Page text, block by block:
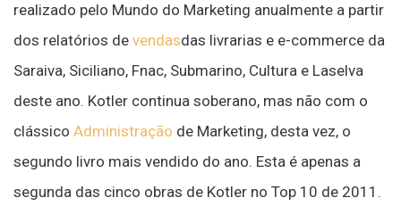
realizado pelo Mundo do Marketing anualmente a partir
dos relatórios de vendasdas livrarias e e-commerce da
Saraiva, Siciliano, Fnac, Submarino, Cultura e Laselva
deste ano. Kotler continua soberano, mas não com o
clássico Administração de Marketing, desta vez, o
segundo livro mais vendido do ano. Esta é apenas a
segunda das cinco obras de Kotler no Top 10 de 2011.